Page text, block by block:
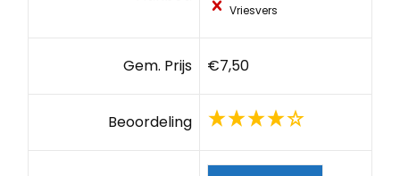
Vriesvers
Gem. Prijs €7,50
Beoordeling